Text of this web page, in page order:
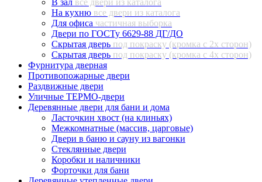
В зал все двери из каталога
На кухню все двери из каталога
Для офиса частичная выборка
Двери по ГОСТу 6629-88 ДГ/ДО
Скрытая дверь под покраску (кромка с 2х сторон)
Скрытая дверь под покраску (кромка с 4х сторон)
Фурнитура дверная
Противопожарные двери
Раздвижные двери
Уличные ТЕРМО-двери
Деревянные двери для бани и дома
Ласточкин хвост (на клиньях)
Межкомнатные (массив, царговые)
Двери в баню и сауну из вагонки
Стеклянные двери
Коробки и наличники
Форточки для бани